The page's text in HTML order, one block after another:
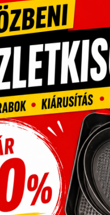
termékek
víztiszta 2